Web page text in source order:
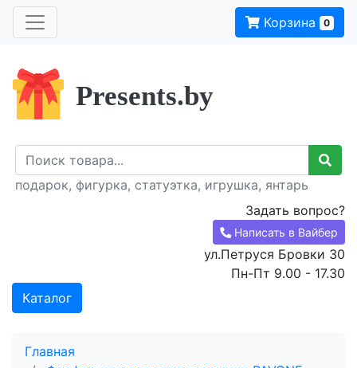
Корзина 0
Presents.by
подарок, фигурка, статуэтка, игрушка, янтарь
Задать вопрос?
Написать в Вайбер
ул.Петруся Бровки 30
Пн-Пт 9.00 - 17.30
Каталог
Главная